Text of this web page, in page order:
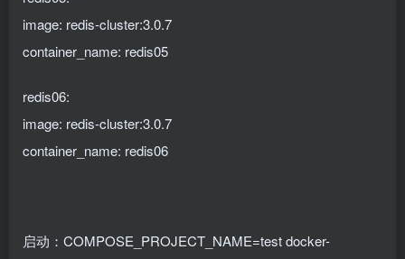
image: redis-cluster:3.0.7
container_name: redis05
redis06:
image: redis-cluster:3.0.7
container_name: redis06
启动：COMPOSE_PROJECT_NAME=test docker-